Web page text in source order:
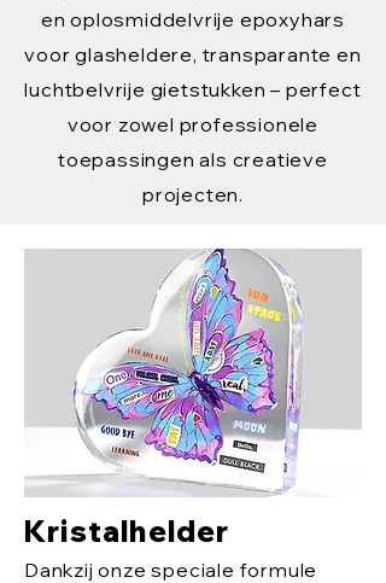
en oplosmiddelvrije epoxyhars
voor glasheldere, transparante en
luchtbelvrije gietstukken – perfect
voor zowel professionele
toepassingen als creatieve
projecten.
Kristalhelder
Dankzij onze speciale formule